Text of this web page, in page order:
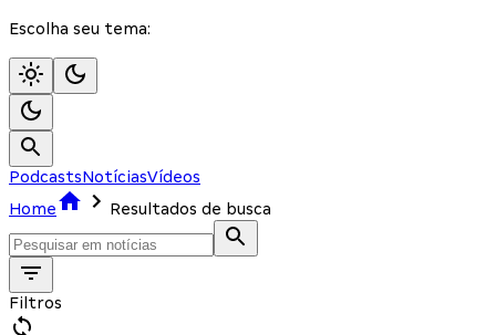
Escolha seu tema:
PodcastsNotíciasVídeos
Home
Resultados de busca
Filtros